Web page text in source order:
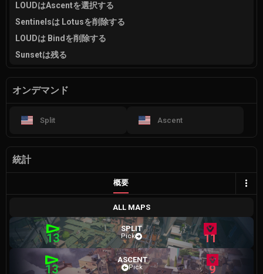
LOUDはAscentを選択する
Sentinelsは Lotusを削除する
LOUDは Bindを削除する
Sunsetは残る
オンデマンド
Split Ascent
統計
概要
ALL MAPS
13
SPLIT
Pick 11
13
ASCENT
Pick 9